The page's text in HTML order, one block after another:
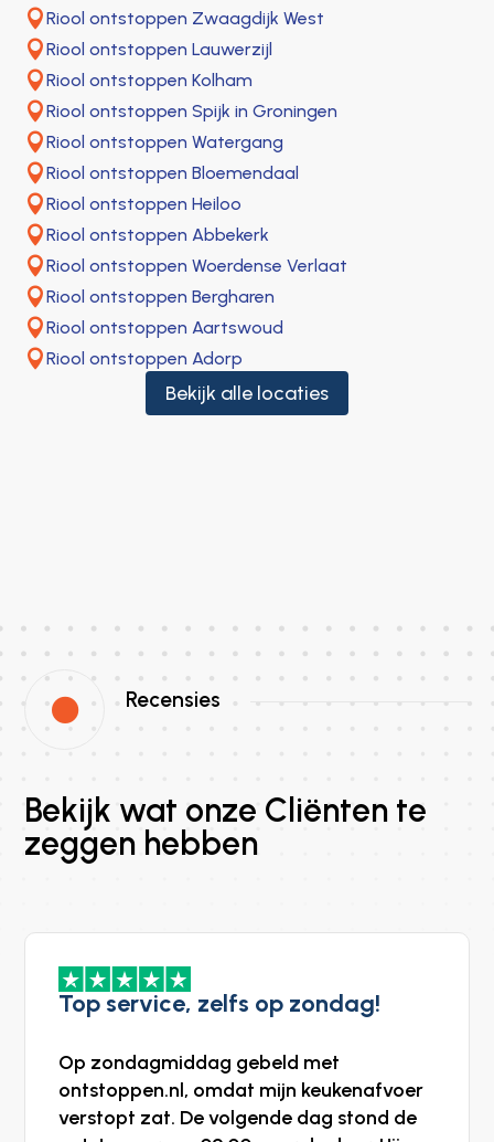
Riool ontstoppen Zwaagdijk West
Riool ontstoppen Lauwerzijl
Riool ontstoppen Kolham
Riool ontstoppen Spijk in Groningen
Riool ontstoppen Watergang
Riool ontstoppen Bloemendaal
Riool ontstoppen Heiloo
Riool ontstoppen Abbekerk
Riool ontstoppen Woerdense Verlaat
Riool ontstoppen Bergharen
Riool ontstoppen Aartswoud
Riool ontstoppen Adorp
Bekijk alle locaties
 Recensies
Bekijk wat onze Cliënten te
zeggen hebben
Top service, zelfs op zondag!
Op zondagmiddag gebeld met
ontstoppen.nl, omdat mijn keukenafvoer
verstopt zat. De volgende dag stond de